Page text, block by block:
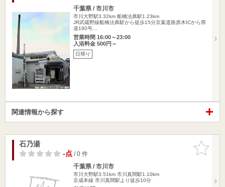
千葉県 / 市川市
市川大野駅3.32km 船橋法典駅1.23km
JR武蔵野線船橋法典駅から徒歩15分京葉道路原木ICから県
道180号…
営業時間 16:00～23:00
入浴料金 500円～
日帰り
関連情報から探す
お気に入
りに追加
石乃湯
-点/ 0 件
千葉県 / 市川市
市川大野駅3.51km 市川真間駅1.10km
京成本線 市川真間駅より徒歩10分